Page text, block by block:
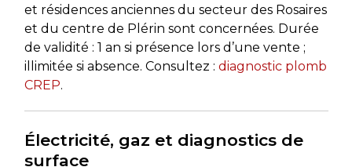
et résidences anciennes du secteur des Rosaires
et du centre de Plérin sont concernées. Durée
de validité : 1 an si présence lors d’une vente ;
illimitée si absence. Consultez : diagnostic plomb
CREP.
Électricité, gaz et diagnostics de
surface